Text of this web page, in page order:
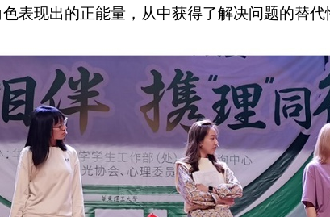
表现出的正能量，从中获得了解决问题的替代